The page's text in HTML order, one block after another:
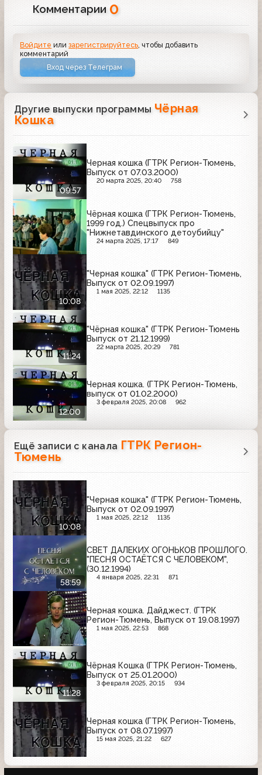
Комментарии 0
Войдите илизарегистрируйтесь , чтобы добавить
комментарий
Вход через Телеграм
Другие выпуски программы Чёрная
Кошка
09:57
Черная кошка (ГТРК Регион-Тюмень,
Выпуск от 07.03.2000)
20 марта 2025, 20:40 758
Чёрная кошка (ГТРК Регион-Тюмень,
1999 год.) Спецвыпуск про
"Нижнетавдинского детоубийцу"
24 марта 2025, 17:17 849
10:08
"Черная кошка" (ГТРК Регион-Тюмень,
Выпуск от 02.09.1997)
1 мая 2025, 22:12 1135
11:24
"Чёрная кошка" (ГТРК Регион-Тюмень
Выпуск от 21.12.1999)
22 марта 2025, 20:29 781
12:00
Черная кошка. (ГТРК Регион-Тюмень,
выпуск от 01.02.2000)
3 февраля 2025, 20:08 962
Ещё записи с канала ГТРК Регион-
Тюмень
10:08
"Черная кошка" (ГТРК Регион-Тюмень,
Выпуск от 02.09.1997)
1 мая 2025, 22:12 1135
58:59
СВЕТ ДАЛЁКИХ ОГОНЬКОВ ПРОШЛОГО.
"ПЕСНЯ ОСТАЁТСЯ С ЧЕЛОВЕКОМ",
(30.12.1994)
4 января 2025, 22:31 871
Черная кошка. Дайджест. (ГТРК
Регион-Тюмень, Выпуск от 19.08.1997)
1 мая 2025, 22:53 868
11:28
Чёрная Кошка (ГТРК Регион-Тюмень,
Выпуск от 25.01.2000)
3 февраля 2025, 20:15 934
Черная кошка (ГТРК Регион-Тюмень,
Выпуск от 08.07.1997)
15 мая 2025, 21:22 627